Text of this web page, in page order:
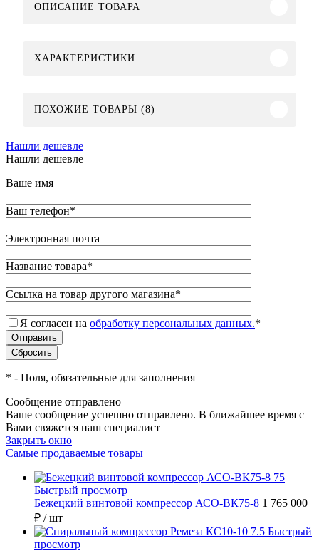
ОПИСАНИЕ ТОВАРА
ХАРАКТЕРИСТИКИ
ПОХОЖИЕ ТОВАРЫ (8)
Нашли дешевле
Нашли дешевле
Ваше имя
Ваш телефон*
Электронная почта
Название товара*
Ссылка на товар другого магазина*
Я согласен на обработку персональных данных.*
* - Поля, обязательные для заполнения
Сообщение отправлено
Ваше сообщение успешно отправлено. В ближайшее время с
Вами свяжется наш специалист
Закрыть окно
Самые продаваемые товары
Быстрый просмотр
Бежецкий винтовой компрессор АСО-ВК75-8 1 765 000
₽ / шт
Быстрый
просмотр